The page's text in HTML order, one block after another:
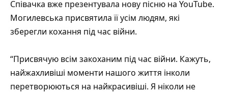
Співачка вже презентувала нову пісню на YouTube.
Могилевська присвятила її усім людям, які
зберегли кохання під час війни.
“Присвячую всім закоханим під час війни. Кажуть,
найжахливіші моменти нашого життя інколи
перетворюються на найкрасивіші. Я ніколи не